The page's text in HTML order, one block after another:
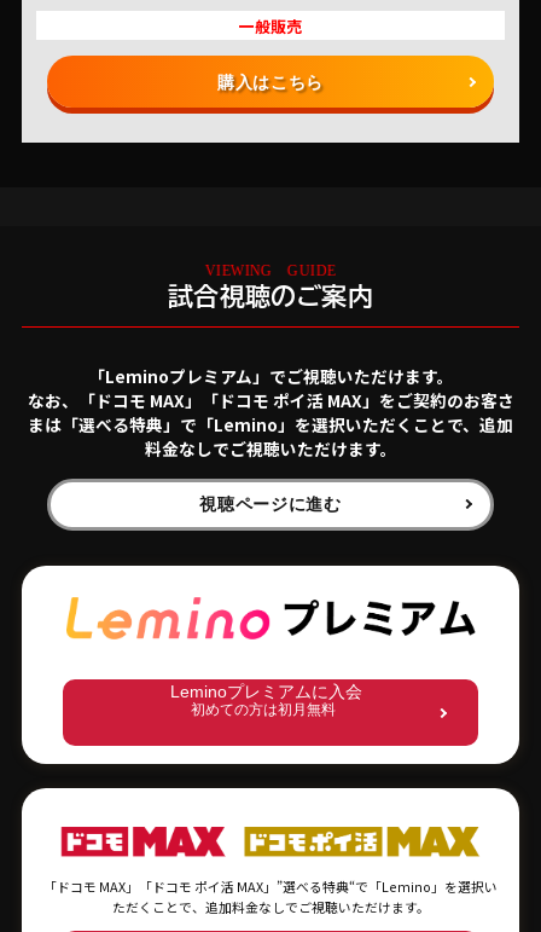
一般販売
購入はこちら
試合視聴のご案内
「Leminoプレミアム」でご視聴いただけます。
なお、「ドコモ MAX」「ドコモ ポイ活 MAX」をご契約のお客さ
まは「選べる特典」で 「Lemino」を選択いただくことで、追加
料金なしでご視聴いただけます。
視聴ページに進む
Leminoプレミアムに入会
初めての方は初月無料
「ドコモ MAX」「ドコモ ポイ活 MAX」”選べる特典“で「Lemino」を選択い
ただくことで、追加料金なしでご視聴いただけます。